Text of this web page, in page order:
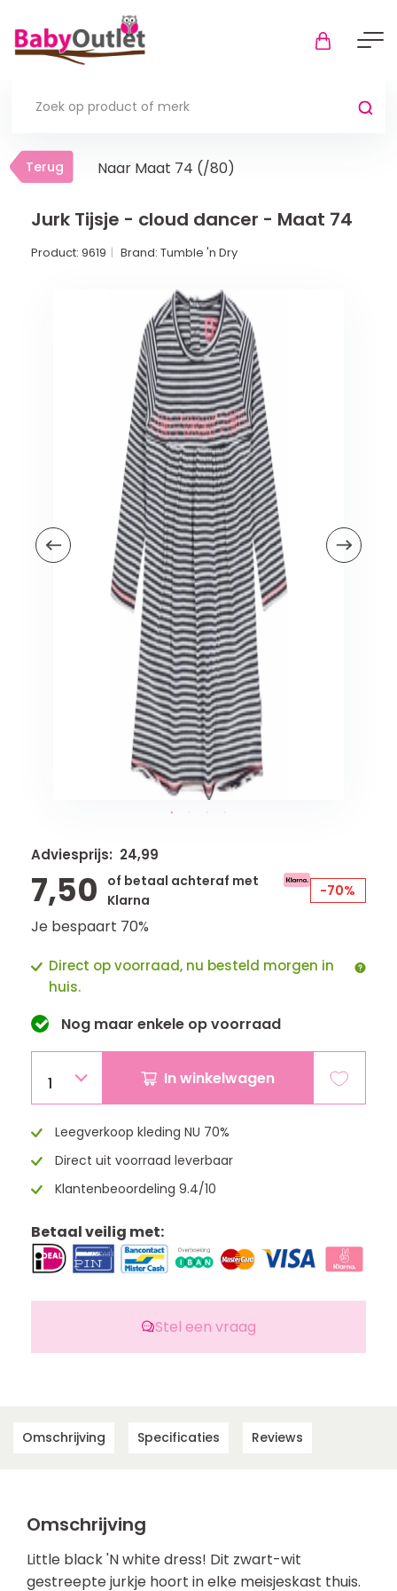
Terug
Thuis
In de box
Boxmatrassen en hoeslakens
Veiligheid in en om huis
Veiligheid buiten de deur
Meer
Kinderstoelen
Schommelstoelen en wipstoeltjes
Terug Naar Maat 74 (/80)
Jurk Tijsje - cloud dancer - Maat 74
Product: 9619 Brand: Tumble 'n Dry
Adviesprijs: 24,99
7,50
of betaal achteraf met
Klarna
-70%
Je bespaart 70%
Direct op voorraad, nu besteld morgen in
huis.
Nog maar enkele op voorraad
1 In winkelwagen
Leegverkoop kleding NU 70%
Direct uit voorraad leverbaar
Klantenbeoordeling 9.4/10
Betaal veilig met:
Stel een vraag
Omschrijving Specificaties Reviews
Omschrijving
Little black 'N white dress! Dit zwart-wit
gestreepte jurkje hoort in elke meisjeskast thuis.